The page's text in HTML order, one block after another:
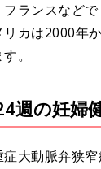
フランスなど
リカは2000年
。
週の妊婦
症大動脈弁狭